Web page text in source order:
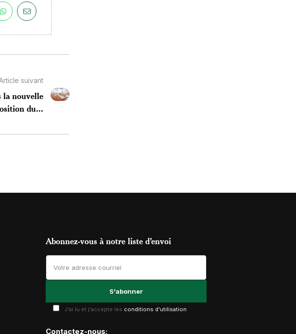
suivant
la nouvelle
du...
Abonnez-vous à notre liste d’envoi
J'ai lu et j'accepte les conditions d'utilisation
Contactez-nous: